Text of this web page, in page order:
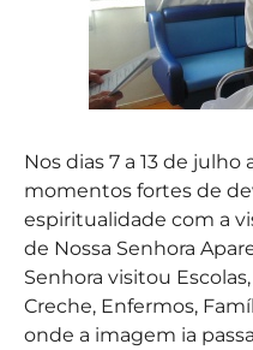
Nos dias 7 a 13 de
momentos fortes de
espiritualidade com a
de Nossa Senhora
Senhora visitou
Creche, Enfermos,
onde a imagem ia